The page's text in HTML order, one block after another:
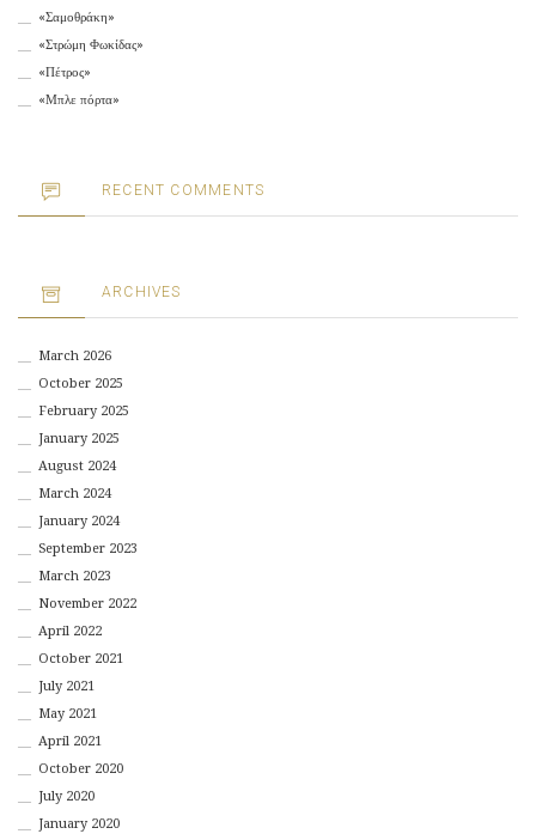
«Σαμοθράκη»
«Στρώμη Φωκίδας»
«Πέτρος»
«Μπλε πόρτα»
RECENT COMMENTS
ARCHIVES
March 2026
October 2025
February 2025
January 2025
August 2024
March 2024
January 2024
September 2023
March 2023
November 2022
April 2022
October 2021
July 2021
May 2021
April 2021
October 2020
July 2020
January 2020